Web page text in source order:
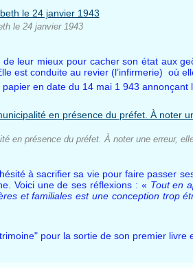
le 24 janvier 1943
leur mieux pour cacher son état aux
est conduite au revier (l’infirmerie) où
en date du 14 mai 1 943 annonçant
en présence du préfet. À noter une erreur,
à sacrifier sa vie pour faire passer
Voici une de ses réflexions : « Tout en
et familiales est une conception trop
pour la sortie de son premier livre